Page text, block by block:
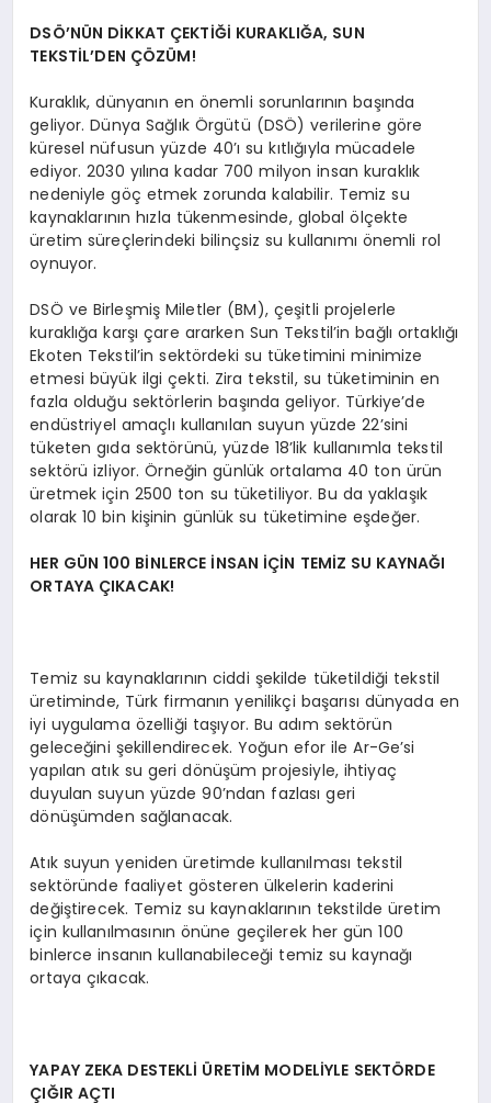
DSÖ’NÜN DİKKAT ÇEKTİĞİ KURAKLIĞA, SUN
TEKSTİL’DEN ÇÖZÜM!
Kuraklık, dünyanın en önemli sorunlarının başında
geliyor. Dünya Sağlık Örgütü (DSÖ) verilerine göre
küresel nüfusun yüzde 40’ı su kıtlığıyla mücadele
ediyor. 2030 yılına kadar 700 milyon insan kuraklık
nedeniyle göç etmek zorunda kalabilir. Temiz su
kaynaklarının hızla tükenmesinde, global ölçekte
üretim süreçlerindeki bilinçsiz su kullanımı önemli rol
oynuyor.
DSÖ ve Birleşmiş Miletler (BM), çeşitli projelerle
kuraklığa karşı çare ararken Sun Tekstil’in bağlı ortaklığı
Ekoten Tekstil’in sektördeki su tüketimini minimize
etmesi büyük ilgi çekti. Zira tekstil, su tüketiminin en
fazla olduğu sektörlerin başında geliyor. Türkiye’de
endüstriyel amaçlı kullanılan suyun yüzde 22’sini
tüketen gıda sektörünü, yüzde 18’lik kullanımla tekstil
sektörü izliyor. Örneğin günlük ortalama 40 ton ürün
üretmek için 2500 ton su tüketiliyor. Bu da yaklaşık
olarak 10 bin kişinin günlük su tüketimine eşdeğer.
HER GÜN 100 BİNLERCE İNSAN İÇİN TEMİZ SU KAYNAĞI
ORTAYA ÇIKACAK!
Temiz su kaynaklarının ciddi şekilde tüketildiği tekstil
üretiminde, Türk firmanın yenilikçi başarısı dünyada en
iyi uygulama özelliği taşıyor. Bu adım sektörün
geleceğini şekillendirecek. Yoğun efor ile Ar-Ge’si
yapılan atık su geri dönüşüm projesiyle, ihtiyaç
duyulan suyun yüzde 90’ndan fazlası geri
dönüşümden sağlanacak.
Atık suyun yeniden üretimde kullanılması tekstil
sektöründe faaliyet gösteren ülkelerin kaderini
değiştirecek. Temiz su kaynaklarının tekstilde üretim
için kullanılmasının önüne geçilerek her gün 100
binlerce insanın kullanabileceği temiz su kaynağı
ortaya çıkacak.
YAPAY ZEKA DESTEKLİ ÜRETİM MODELİYLE SEKTÖRDE
ÇIĞIR AÇTI